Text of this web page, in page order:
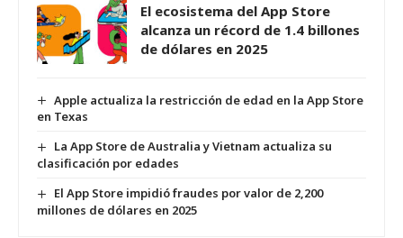
El ecosistema del App Store
alcanza un récord de 1.4 billones
de dólares en 2025
Apple actualiza la restricción de edad en la App Store
en Texas
La App Store de Australia y Vietnam actualiza su
clasificación por edades
El App Store impidió fraudes por valor de 2,200
millones de dólares en 2025